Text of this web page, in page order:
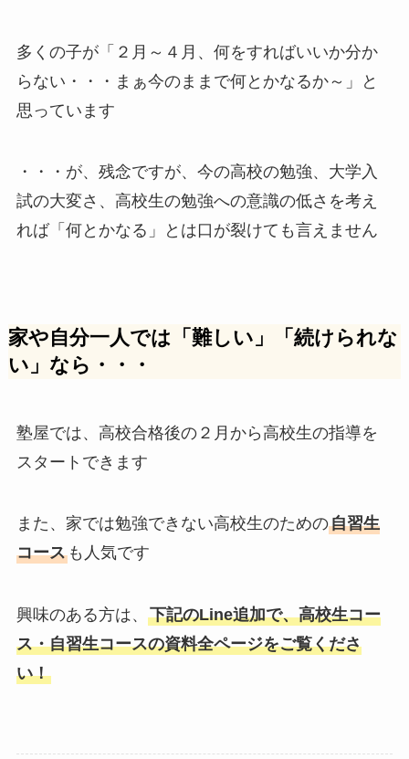
多くの子が「２月～４月、何をすればいいか分か
らない・・・まぁ今のままで何とかなるか～」と
思っています
・・・が、残念ですが、今の高校の勉強、大学入
試の大変さ、高校生の勉強への意識の低さを考え
れば「何とかなる」とは口が裂けても言えません
家や自分一人では「難しい」「続けられな
い」なら・・・
塾屋では、高校合格後の２月から高校生の指導を
スタートできます
また、家では勉強できない高校生のための自習生
コースも人気です
興味のある方は、 下記のLine追加で、高校生コー
ス・自習生コースの資料全ページをご覧くださ
い！